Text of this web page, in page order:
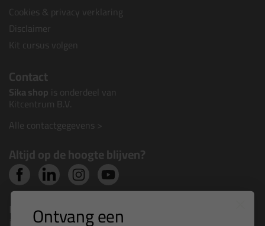
Cookies & privacy verklaring
Disclaimer
Kit cursus volgen
Contact
Sika shop is onderdeel van
Kitcentrum B.V.
Alle contactgegevens >
Altijd op de hoogte blijven?
Nieuws, tips en exclusieve deals rechtstreeks in je
Ontvang een